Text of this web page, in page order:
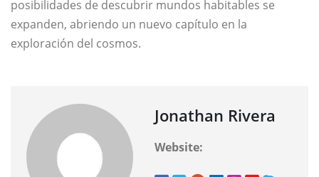
posibilidades de descubrir mundos habitables se
expanden, abriendo un nuevo capítulo en la
exploración del cosmos.
Jonathan Rivera
Website: